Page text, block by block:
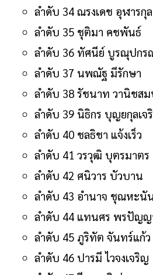
ลำดับ 34 ณรงเดช อุฬารกุล
ลำดับ 35 ชุติมา คชพันธ์
ลำดับ 36 ทัศนีย์ บูรณุปกร
ลำดับ 37 นพณัฐ มีรักษา
ลำดับ 38 รัชนาท วานิชส
ลำดับ 39 นิธิกร บุญยกุลเจ
ลำดับ 40 ชลธิชา แจ้งเร็ว
ลำดับ 41 วรวุฒิ บุตรมาตร
ลำดับ 42 ศนิวาร บัวบาน
ลำดับ 43 อํานาจ ชุณหะนั
ลำดับ 44 แทนศร พรปัญญ
ลำดับ 45 ภูริทัต จันทร์แก้ว
ลำดับ 46 ปารมี ไวจงเจริญ